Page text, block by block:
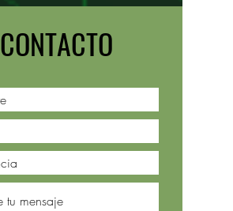
CONTACTO